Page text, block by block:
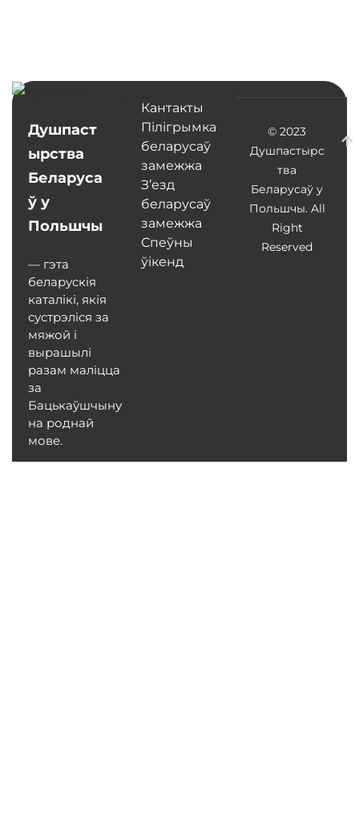
Душпаст
ырства
Беларуса
ў у
Польшчы
— гэта
беларускія
каталікі, якія
сустрэліся за
мяжой і
вырашылі
разам маліцца
за
Бацькаўшчыну
на роднай
мове.
Кантакты
Пілігрымка
беларусаў
замежжа
З’езд
беларусаў
замежжа
Спеўны
ўікенд
© 2023
Душпастырс
тва
Беларусаў у
Польшчы. All
Right
Reserved